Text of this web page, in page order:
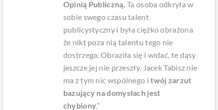
Opinią Publiczną. Ta osoba odkryła w
sobie swego czasu talent
publicystyczny i była ciężko obrażona
że nikt poza nią talentu tego nie
dostrzega. Obraziła się i widać, te dąsy
jeszcze jej nie przeszły. Jacek Tabisz nie
ma z tym nic wspólnego itwój zarzut
bazujący na domysłach jest
chybiony.”